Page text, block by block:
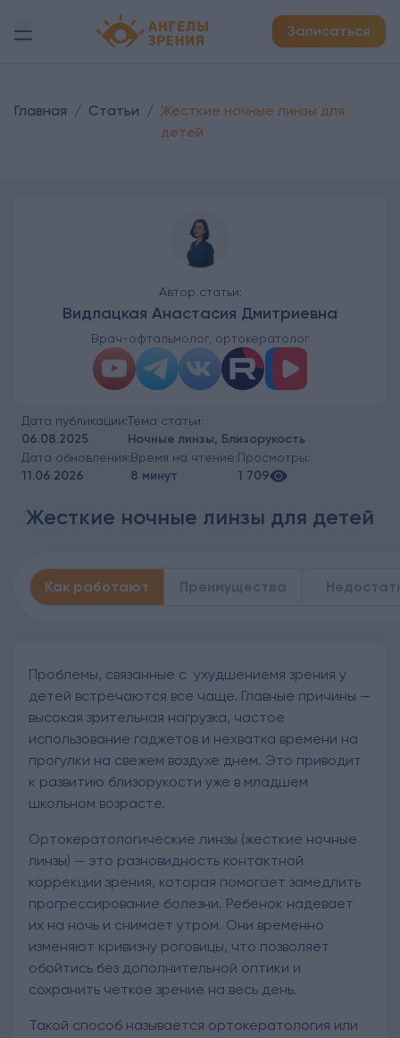
Детская офтальмология Ангелы зрения!
Записаться
Главная / Статьи / Жесткие ночные линзы для
детей
Автор статьи:
Видлацкая Анастасия Дмитриевна
Врач-офтальмолог, ортокератолог
Дата публикации:
06.08.2025
Тема статьи:
Ночные линзы, Близорукость
Дата обновления:
11.06.2026
Время на чтение:
8 минут
Просмотры:
1 709
Жесткие ночные линзы для детей
Как работают
Проблемы, связанные с ухудшениемя зрения у
детей встречаются все чаще. Главные причины —
высокая зрительная нагрузка, частое
использование гаджетов и нехватка времени на
прогулки на свежем воздухе днем. Это приводит
к развитию близорукости уже в младшем
школьном возрасте.
Ортокератологические линзы (жесткие ночные
линзы) — это разновидность контактной
коррекции зрения, которая помогает замедлить
прогрессирование болезни. Ребенок надевает
их на ночь и снимает утром. Они временно
изменяют кривизну роговицы, что позволяет
обойтись без дополнительной оптики и
сохранить четкое зрение на весь день.
Такой способ называется ортокератология или